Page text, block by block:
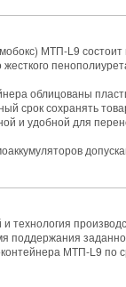
МТП-L9 состоит
облицованы
срок сохранять
и удобной для
технология
поддержания
МТП-L9 по